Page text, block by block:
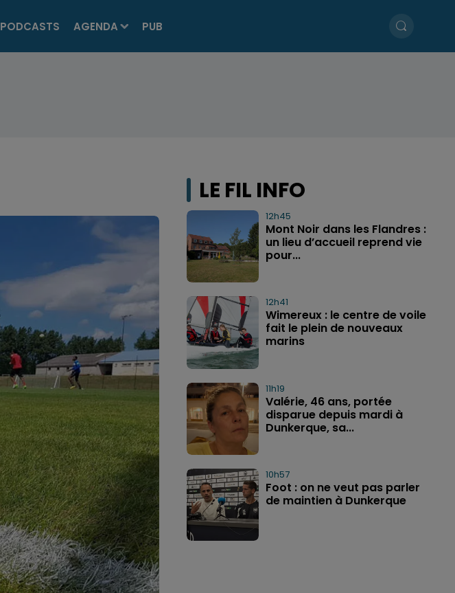
PODCASTS AGENDA PUB
LE FIL INFO
12h45
Mont Noir dans les Flandres :
un lieu d’accueil reprend vie
pour...
12h41
Wimereux : le centre de voile
fait le plein de nouveaux
marins
11h19
Valérie, 46 ans, portée
disparue depuis mardi à
Dunkerque, sa...
10h57
Foot : on ne veut pas parler
de maintien à Dunkerque